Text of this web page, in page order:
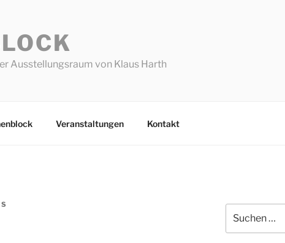
Ausstellungsraum von Klaus Harth
Veranstaltungen Kontakt
nach: